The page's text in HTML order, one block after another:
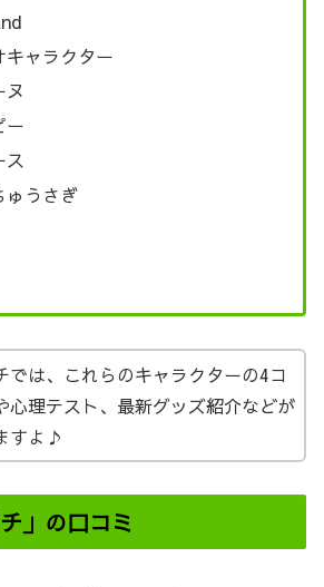
キャラクター
ヌ
ー
ス
ゅうさぎ
では、これらのキャラクターの4コ
心理テスト、最新グッズ紹介などが
すよ♪
」の口コミ